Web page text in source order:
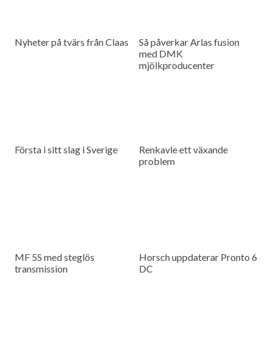
Nyheter på tvärs från Claas
Så påverkar Arlas fusion
med DMK
mjölkproducenter
Första i sitt slag i Sverige
Renkavle ett växande
problem
MF 5S med steglös
transmission
Horsch uppdaterar Pronto 6
DC